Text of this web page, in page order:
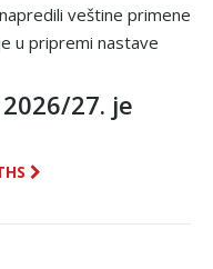
veštine primene
u pripremi nastave
27. je